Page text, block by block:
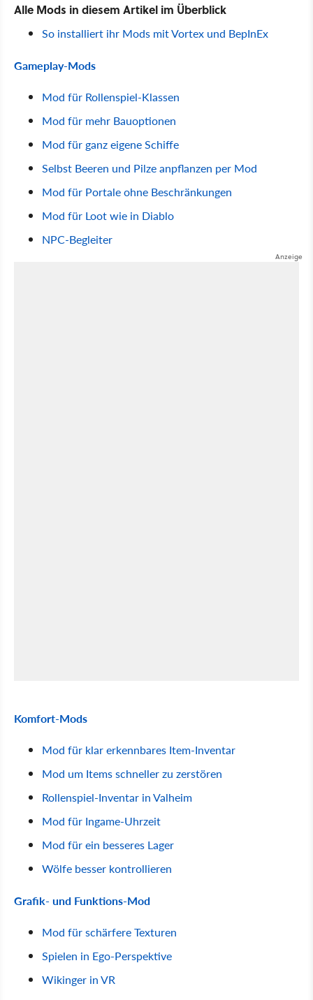
Alle Mods in diesem Artikel im Überblick
So installiert ihr Mods mit Vortex und BepInEx
Gameplay-Mods
Mod für Rollenspiel-Klassen
Mod für mehr Bauoptionen
Mod für ganz eigene Schiffe
Selbst Beeren und Pilze anpflanzen per Mod
Mod für Portale ohne Beschränkungen
Mod für Loot wie in Diablo
NPC-Begleiter
Komfort-Mods
Mod für klar erkennbares Item-Inventar
Mod um Items schneller zu zerstören
Rollenspiel-Inventar in Valheim
Mod für Ingame-Uhrzeit
Mod für ein besseres Lager
Wölfe besser kontrollieren
Grafik- und Funktions-Mod
Mod für schärfere Texturen
Spielen in Ego-Perspektive
Wikinger in VR